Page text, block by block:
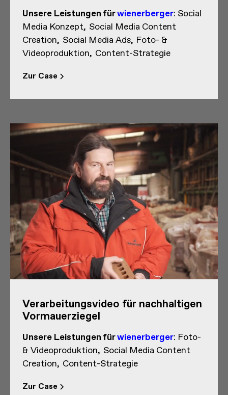
Unsere Leistungen fürwienerberger: Social
Media Konzept Social Media Content
Creation Social Media Ads Foto- &
Videoproduktion Content-Strategie
Zur Case
Verarbeitungsvideo für nachhaltigen
Vormauerziegel
Unsere Leistungen fürwienerberger: Foto-
& Videoproduktion Social Media Content
Creation Content-Strategie
Zur Case